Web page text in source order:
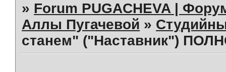
» Forum PUGACHEVA |
Аллы Пугачевой »
станем" ("Наставник")